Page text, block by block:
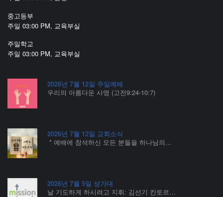
중고등부
주일 03:00 PM, 교육부실
주일학교
주일 03:00 PM, 교육부실
2026년 7월 12일 주일예배
우리의 아름다운 사명 (고전9:24-10:7)
2026년 7월 12일 교회소식
* 예배에 참석하신 모든 분들을 하나님의…
2026년 7월 5일 성가대
날 기도하게 하시려고 지휘: 김선기 칸토르…